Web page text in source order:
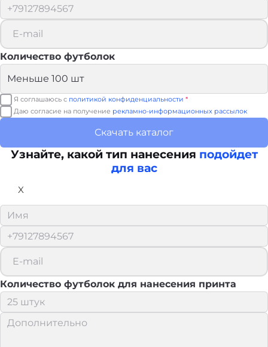
Количество футболок
Я соглашаюсь с политикой конфиденциальности *
Даю согласие на получение рекламно-информационных рассылок
Скачать каталог
Узнайте, какой тип нанесения подойдет
для вас
X
Количество футболок для нанесения принта